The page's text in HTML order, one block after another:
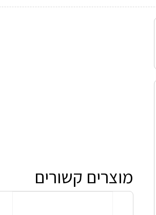
מוצרים קשורים